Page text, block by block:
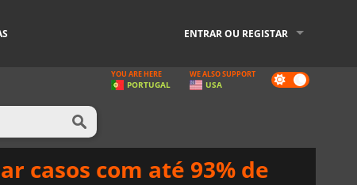
ENTRAR OU REGISTAR
Dark
mode
YOU ARE HERE
PORTUGAL
WE ALSO SUPPORT
USA
casos com até 93% de